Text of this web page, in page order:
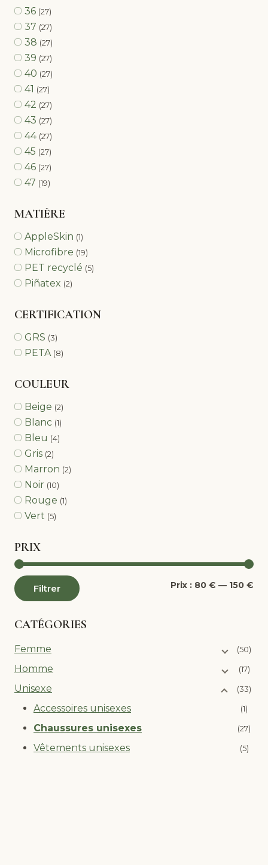
36 (27)
37 (27)
38 (27)
39 (27)
40 (27)
41 (27)
42 (27)
43 (27)
44 (27)
45 (27)
46 (27)
47 (19)
MATIÈRE
AppleSkin (1)
Microfibre (19)
PET recyclé (5)
Piñatex (2)
CERTIFICATION
GRS (3)
PETA (8)
COULEUR
Beige (2)
Blanc (1)
Bleu (4)
Gris (2)
Marron (2)
Noir (10)
Rouge (1)
Vert (5)
PRIX
Filtrer Prix : 80 € — 150 €
CATÉGORIES
Femme (50)
Homme (17)
Unisexe (33)
Accessoires unisexes (1)
Chaussures unisexes (27)
Vêtements unisexes (5)